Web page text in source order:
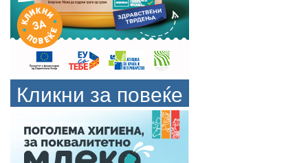
Кликни за повеќе